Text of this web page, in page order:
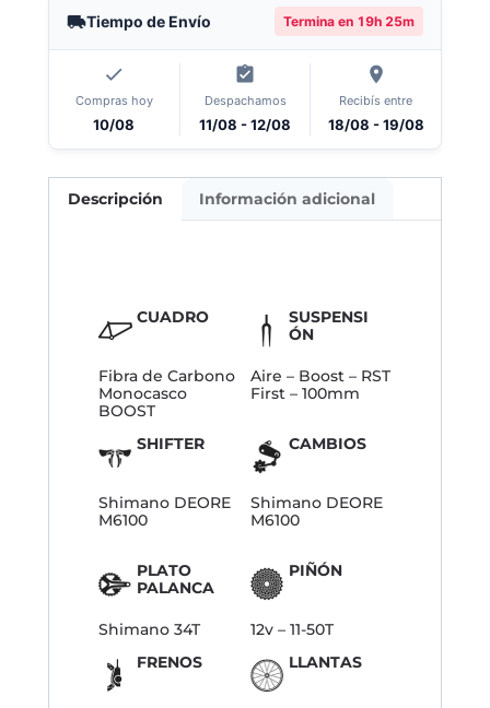
Tiempo de Envío Termina en 19h 25m
Compras hoy
10/08
Despachamos
11/08 - 12/08
Recibís entre
18/08 - 19/08
Descripción Información adicional
CUADRO
Fibra de Carbono
Monocasco
BOOST
SUSPENSI
ÓN
Aire – Boost – RST
First – 100mm
SHIFTER
Shimano DEORE
M6100
CAMBIOS
Shimano DEORE
M6100
PLATO
PALANCA
Shimano 34T
PIÑÓN
12v – 11-50T
FRENOS
LLANTAS